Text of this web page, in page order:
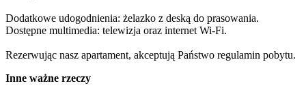
Dodatkowe udogodnienia: żelazko z deską do prasowania.
Dostępne multimedia: telewizja oraz internet Wi-Fi.
Rezerwując nasz apartament, akceptują Państwo regulamin pobytu.
Inne ważne rzeczy